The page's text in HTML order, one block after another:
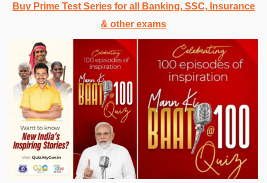
Buy Prime Test Series for all Banking, SSC, Insurance
& other exams